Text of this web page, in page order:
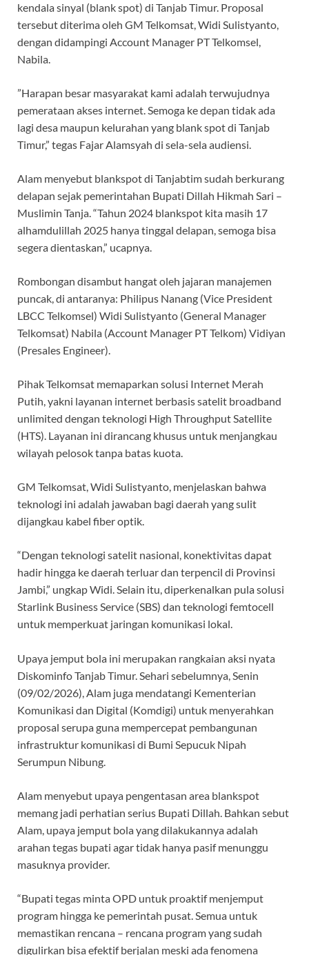
kendala sinyal (blank spot) di Tanjab Timur. Proposal
tersebut diterima oleh GM Telkomsat, Widi Sulistyanto,
dengan didampingi Account Manager PT Telkomsel,
Nabila.
​”Harapan besar masyarakat kami adalah terwujudnya
pemerataan akses internet. Semoga ke depan tidak ada
lagi desa maupun kelurahan yang blank spot di Tanjab
Timur,” tegas Fajar Alamsyah di sela-sela audiensi.
Alam menyebut blankspot di Tanjabtim sudah berkurang
delapan sejak pemerintahan Bupati Dillah Hikmah Sari –
Muslimin Tanja. “Tahun 2024 blankspot kita masih 17
alhamdulillah 2025 hanya tinggal delapan, semoga bisa
segera dientaskan,” ucapnya.
Rombongan disambut hangat oleh jajaran manajemen
puncak, di antaranya: Philipus Nanang (Vice President
LBCC Telkomsel) Widi Sulistyanto (General Manager
Telkomsat) Nabila (Account Manager PT Telkom) ​Vidiyan
(Presales Engineer).
Pihak Telkomsat memaparkan solusi Internet Merah
Putih, yakni layanan internet berbasis satelit broadband
unlimited dengan teknologi High Throughput Satellite
(HTS). Layanan ini dirancang khusus untuk menjangkau
wilayah pelosok tanpa batas kuota.
​GM Telkomsat, Widi Sulistyanto, menjelaskan bahwa
teknologi ini adalah jawaban bagi daerah yang sulit
dijangkau kabel fiber optik.
“Dengan teknologi satelit nasional, konektivitas dapat
hadir hingga ke daerah terluar dan terpencil di Provinsi
Jambi,” ungkap Widi. Selain itu, diperkenalkan pula solusi
Starlink Business Service (SBS) dan teknologi femtocell
untuk memperkuat jaringan komunikasi lokal.
​Upaya jemput bola ini merupakan rangkaian aksi nyata
Diskominfo Tanjab Timur. Sehari sebelumnya, Senin
(09/02/2026), Alam juga mendatangi Kementerian
Komunikasi dan Digital (Komdigi) untuk menyerahkan
proposal serupa guna mempercepat pembangunan
infrastruktur komunikasi di Bumi Sepucuk Nipah
Serumpun Nibung.
Alam menyebut upaya pengentasan area blankspot
memang jadi perhatian serius Bupati Dillah. Bahkan sebut
Alam, upaya jemput bola yang dilakukannya adalah
arahan tegas bupati agar tidak hanya pasif menunggu
masuknya provider.
“Bupati tegas minta OPD untuk proaktif menjemput
program hingga ke pemerintah pusat. Semua untuk
memastikan rencana – rencana program yang sudah
digulirkan bisa efektif berjalan meski ada fenomena